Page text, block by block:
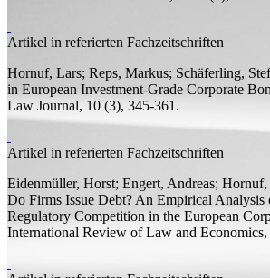
Artikel in referierten Fachzeitschriften
Hornuf, Lars; Reps, Markus; Schäferling,
in European Investment-Grade Corporate
Law Journal, 10 (3), 345-361.
Artikel in referierten Fachzeitschriften
Eidenmüller, Horst; Engert, Andreas; Hornuf,
Do Firms Issue Debt? An Empirical Analysis
Regulatory Competition in the European
International Review of Law and Economics,